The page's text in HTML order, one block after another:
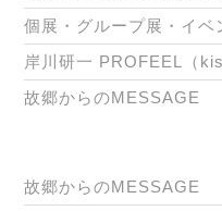
個展・グループ展・イベ
岸川研一 PROFEEL（
故郷からのMESSAGE
故郷からのMESSAGE